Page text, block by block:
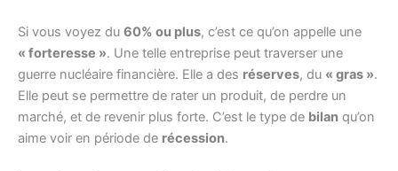
Si vous voyez du 60% ou plus, c’est ce qu’on appelle une
« forteresse ». Une telle entreprise peut traverser une
guerre nucléaire financière. Elle a des réserves, du « gras ».
Elle peut se permettre de rater un produit, de perdre un
marché, et de revenir plus forte. C’est le type de bilan qu’on
aime voir en période de récession.